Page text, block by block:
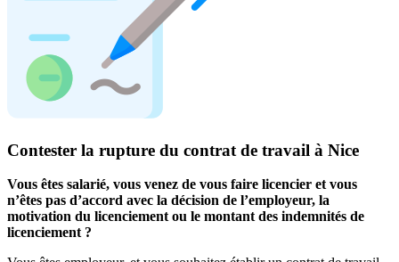
Contester la rupture du contrat de travail à Nice
Vous êtes salarié, vous venez de vous faire licencier et vous
n’êtes pas d’accord avec la décision de l’employeur, la
motivation du licenciement ou le montant des indemnités de
licenciement ?